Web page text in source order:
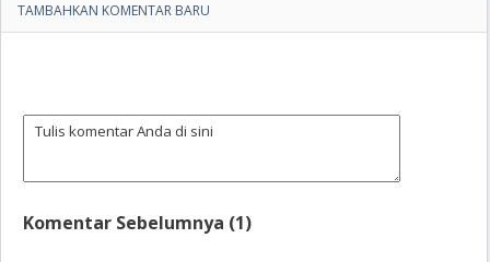
TAMBAHKAN KOMENTAR BARU
Komentar Sebelumnya (1)